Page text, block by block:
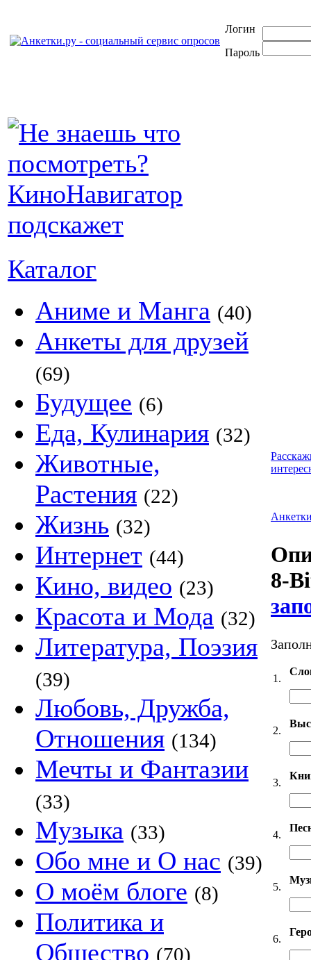
Логин
Пароль
Каталог
Аниме и Манга (40)
Анкеты для друзей
(69)
Будущее (6)
Еда, Кулинария (32)
Животные,
Растения (22)
Жизнь (32)
Интернет (44)
Кино, видео (23)
Красота и Мода (32)
Литература, Поэзия
(39)
Любовь, Дружба,
Отношения (134)
Мечты и Фантазии
(33)
Музыка (33)
Обо мне и О нас (39)
О моём блоге (8)
Политика и
Общество (70)
8-
1.
2.
3.
4.
5.
6.